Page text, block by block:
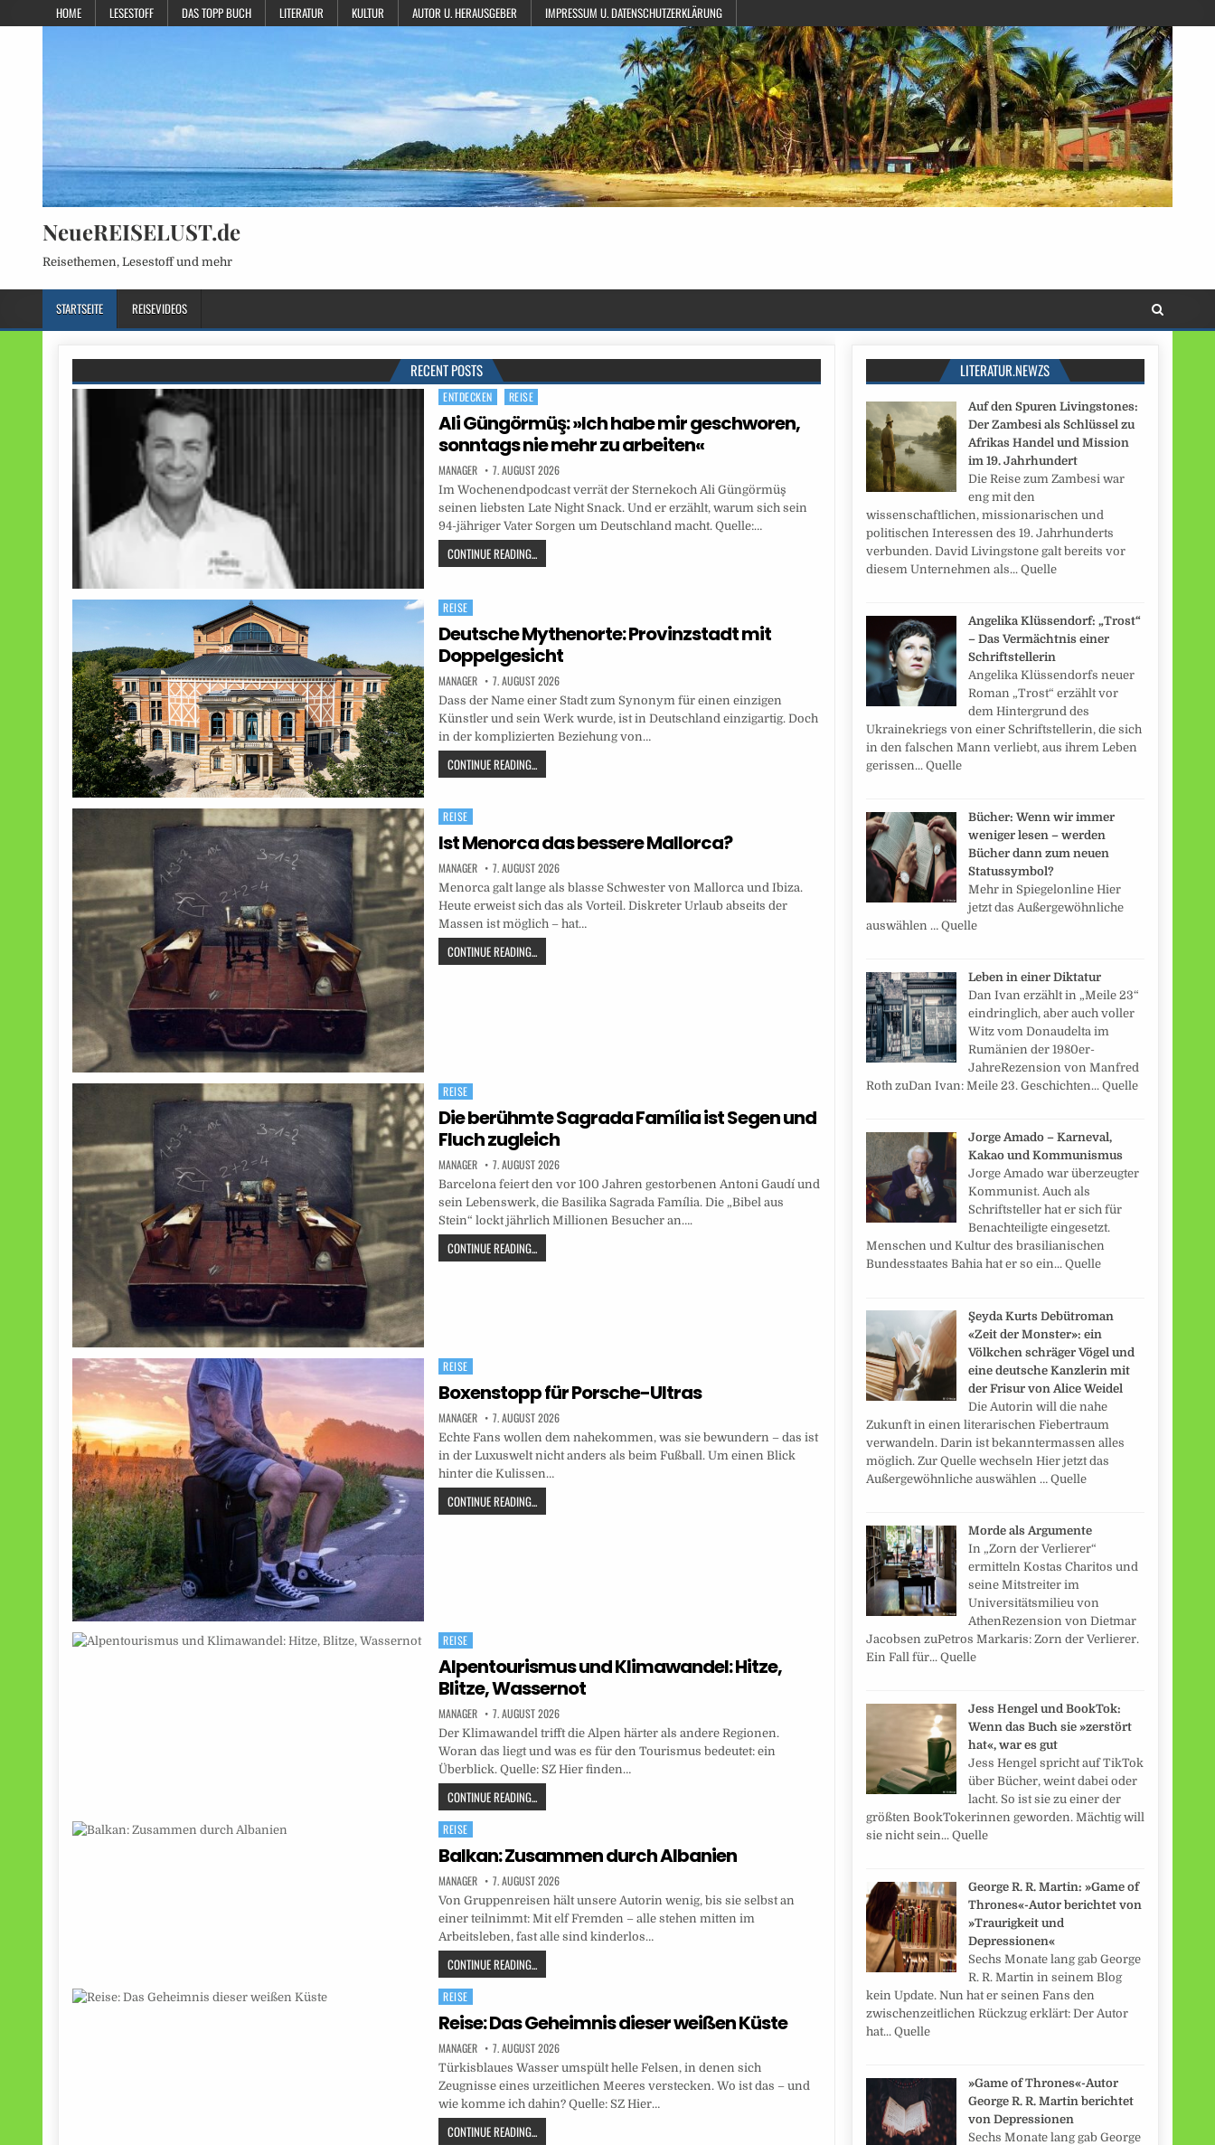
HOME LESESTOFF DAS TOPP BUCH LITERATUR KULTUR AUTOR U. HERAUSGEBER IMPRESSUM U. DATENSCHUTZERKLÄRUNG
NeueREISELUST.de
Reisethemen, Lesestoff und mehr
STARTSEITE REISEVIDEOS
RECENT POSTS
Posted
in
ENTDECKEN REISE
Ali Güngörmüş: »Ich habe mir geschworen,
sonntags nie mehr zu arbeiten«
MANAGER 7. AUGUST 2026
Im Wochenendpodcast verrät der Sternekoch Ali Güngörmüş
seinen liebsten Late Night Snack. Und er erzählt, warum sich sein
94-jähriger Vater Sorgen um Deutschland macht. Quelle:…
CONTINUE READING...
Posted
in
REISE
Deutsche Mythenorte: Provinzstadt mit
Doppelgesicht
MANAGER 7. AUGUST 2026
Dass der Name einer Stadt zum Synonym für einen einzigen
Künstler und sein Werk wurde, ist in Deutschland einzigartig. Doch
in der komplizierten Beziehung von…
CONTINUE READING...
Posted
in
REISE
Ist Menorca das bessere Mallorca?
MANAGER 7. AUGUST 2026
Menorca galt lange als blasse Schwester von Mallorca und Ibiza.
Heute erweist sich das als Vorteil. Diskreter Urlaub abseits der
Massen ist möglich – hat…
CONTINUE READING...
Posted
in
REISE
Die berühmte Sagrada Família ist Segen und
Fluch zugleich
MANAGER 7. AUGUST 2026
Barcelona feiert den vor 100 Jahren gestorbenen Antoni Gaudí und
sein Lebenswerk, die Basilika Sagrada Família. Die „Bibel aus
Stein“ lockt jährlich Millionen Besucher an….
CONTINUE READING...
Posted
in
REISE
Boxenstopp für Porsche-Ultras
MANAGER 7. AUGUST 2026
Echte Fans wollen dem nahekommen, was sie bewundern – das ist
in der Luxuswelt nicht anders als beim Fußball. Um einen Blick
hinter die Kulissen…
CONTINUE READING...
Posted
in
REISE
Alpentourismus und Klimawandel: Hitze,
Blitze, Wassernot
MANAGER 7. AUGUST 2026
Der Klimawandel trifft die Alpen härter als andere Regionen.
Woran das liegt und was es für den Tourismus bedeutet: ein
Überblick. Quelle: SZ Hier finden…
CONTINUE READING...
Posted
in
REISE
Balkan: Zusammen durch Albanien
MANAGER 7. AUGUST 2026
Von Gruppenreisen hält unsere Autorin wenig, bis sie selbst an
einer teilnimmt: Mit elf Fremden – alle stehen mitten im
Arbeitsleben, fast alle sind kinderlos…
CONTINUE READING...
Posted
in
REISE
Reise: Das Geheimnis dieser weißen Küste
MANAGER 7. AUGUST 2026
Türkisblaues Wasser umspült helle Felsen, in denen sich
Zeugnisse eines urzeitlichen Meeres verstecken. Wo ist das – und
wie komme ich dahin? Quelle: SZ Hier…
CONTINUE READING...
LITERATUR.NEWZS
Auf den Spuren Livingstones:
Der Zambesi als Schlüssel zu
Afrikas Handel und Mission
im 19. Jahrhundert
Die Reise zum Zambesi war
eng mit den
wissenschaftlichen, missionarischen und
politischen Interessen des 19. Jahrhunderts
verbunden. David Livingstone galt bereits vor
diesem Unternehmen als... Quelle
Angelika Klüssendorf: „Trost“
– Das Vermächtnis einer
Schriftstellerin
Angelika Klüssendorfs neuer
Roman „Trost“ erzählt vor
dem Hintergrund des
Ukrainekriegs von einer Schriftstellerin, die sich
in den falschen Mann verliebt, aus ihrem Leben
gerissen... Quelle
Bücher: Wenn wir immer
weniger lesen – werden
Bücher dann zum neuen
Statussymbol?
Mehr in Spiegelonline Hier
jetzt das Außergewöhnliche
auswählen … Quelle
Leben in einer Diktatur
Dan Ivan erzählt in „Meile 23“
eindringlich, aber auch voller
Witz vom Donaudelta im
Rumänien der 1980er-
JahreRezension von Manfred
Roth zuDan Ivan: Meile 23. Geschichten... Quelle
Jorge Amado – Karneval,
Kakao und Kommunismus
Jorge Amado war überzeugter
Kommunist. Auch als
Schriftsteller hat er sich für
Benachteiligte eingesetzt.
Menschen und Kultur des brasilianischen
Bundesstaates Bahia hat er so ein... Quelle
Şeyda Kurts Debütroman
«Zeit der Monster»: ein
Völkchen schräger Vögel und
eine deutsche Kanzlerin mit
der Frisur von Alice Weidel
Die Autorin will die nahe
Zukunft in einen literarischen Fiebertraum
verwandeln. Darin ist bekanntermassen alles
möglich. Zur Quelle wechseln Hier jetzt das
Außergewöhnliche auswählen … Quelle
Morde als Argumente
In „Zorn der Verlierer“
ermitteln Kostas Charitos und
seine Mitstreiter im
Universitätsmilieu von
AthenRezension von Dietmar
Jacobsen zuPetros Markaris: Zorn der Verlierer.
Ein Fall für... Quelle
Jess Hengel und BookTok:
Wenn das Buch sie »zerstört
hat«, war es gut
Jess Hengel spricht auf TikTok
über Bücher, weint dabei oder
lacht. So ist sie zu einer der
größten BookTokerinnen geworden. Mächtig will
sie nicht sein... Quelle
George R. R. Martin: »Game of
Thrones«-Autor berichtet von
»Traurigkeit und
Depressionen«
Sechs Monate lang gab George
R. R. Martin in seinem Blog
kein Update. Nun hat er seinen Fans den
zwischenzeitlichen Rückzug erklärt: Der Autor
hat... Quelle
»Game of Thrones«-Autor
George R. R. Martin berichtet
von Depressionen
Sechs Monate lang gab George